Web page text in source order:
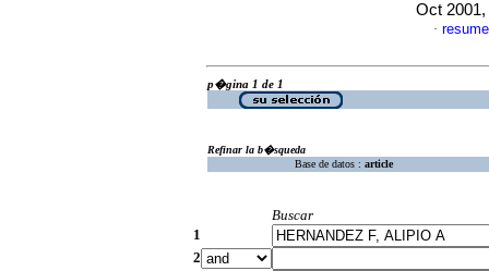
Oct 2001,
·
p�gina 1 de 1
Refinar la b�squeda
Base de datos : article
Buscar
1
2